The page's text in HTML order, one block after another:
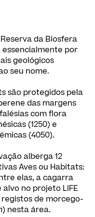
da Biosfera
essencialmente por
geológicos
seu nome.
são protegidos pela
das margens
com flora
(1250) e
(4050).
alberga 12
Aves ou Habitats:
elas, a cagarra
alvo no projeto LIFE
de morcego-
) nesta área.